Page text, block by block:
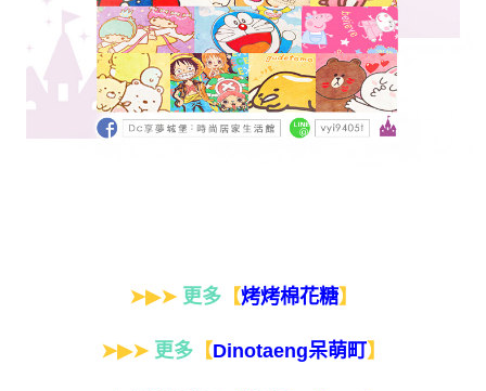
➤▶➤ 更多【烤烤棉花糖】
➤▶➤ 更多【Dinotaeng呆萌町】